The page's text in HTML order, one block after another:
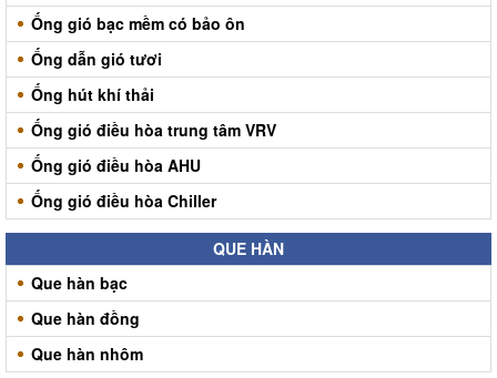
Ống gió bạc mềm có bảo ôn
Ống dẫn gió tươi
Ống hút khí thải
Ống gió điều hòa trung tâm VRV
Ống gió điều hòa AHU
Ống gió điều hòa Chiller
QUE HÀN
Que hàn bạc
Que hàn đồng
Que hàn nhôm